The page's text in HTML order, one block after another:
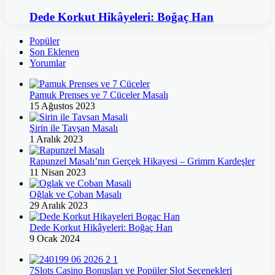
Dede Korkut Hikâyeleri: Boğaç Han
Popüler
Son Eklenen
Yorumlar
Pamuk Prenses ve 7 Cüceler Masalı
15 Ağustos 2023
Şirin ile Tavşan Masalı
1 Aralık 2023
Rapunzel Masalı’nın Gerçek Hikayesi – Grimm Kardeşler
11 Nisan 2023
Oğlak ve Çoban Masalı
29 Aralık 2023
Dede Korkut Hikâyeleri: Boğaç Han
9 Ocak 2024
7Slots Casino Bonusları ve Popüler Slot Seçenekleri